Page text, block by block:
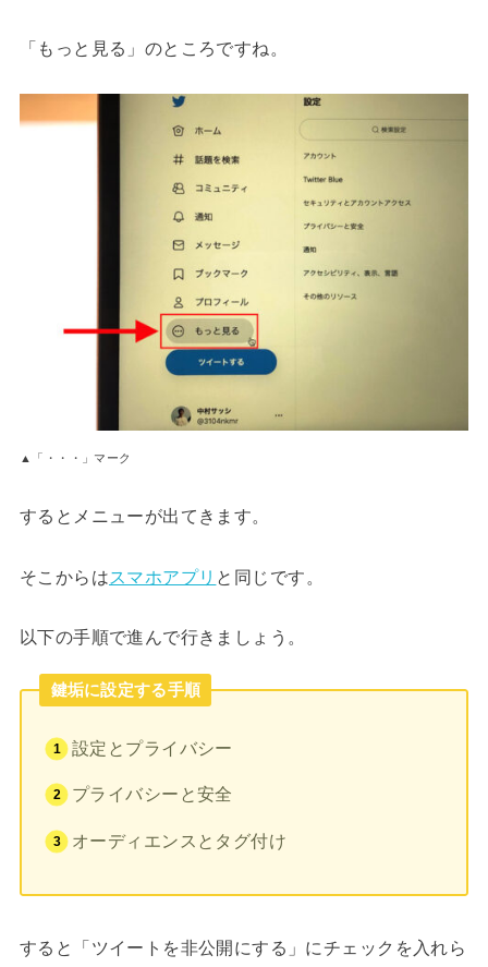
「もっと見る」のところですね。
▲「・・・」マーク
するとメニューが出てきます。
そこからはスマホアプリ と同じです。
以下の手順で進んで行きましょう。
鍵垢に設定する手順
設定とプライバシー
プライバシーと安全
オーディエンスとタグ付け
すると「ツイートを非公開にする」にチェックを入れら